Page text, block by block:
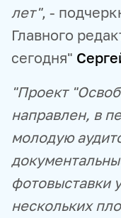
лет", -
Главного
сегодня"
"Проект
направлен, в
молодую
фотовыставки
нескольких